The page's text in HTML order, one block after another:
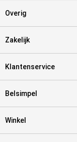
Overig
Zakelijk
Klantenservice
Belsimpel
Winkel